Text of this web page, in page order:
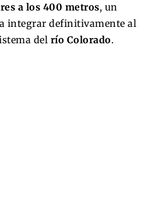
a los 400 metros, un
integrar definitivamente al
del río Colorado.